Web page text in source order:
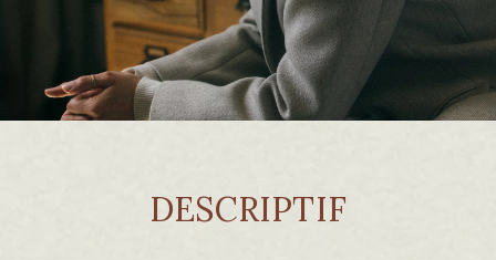
DESCRIPTIF